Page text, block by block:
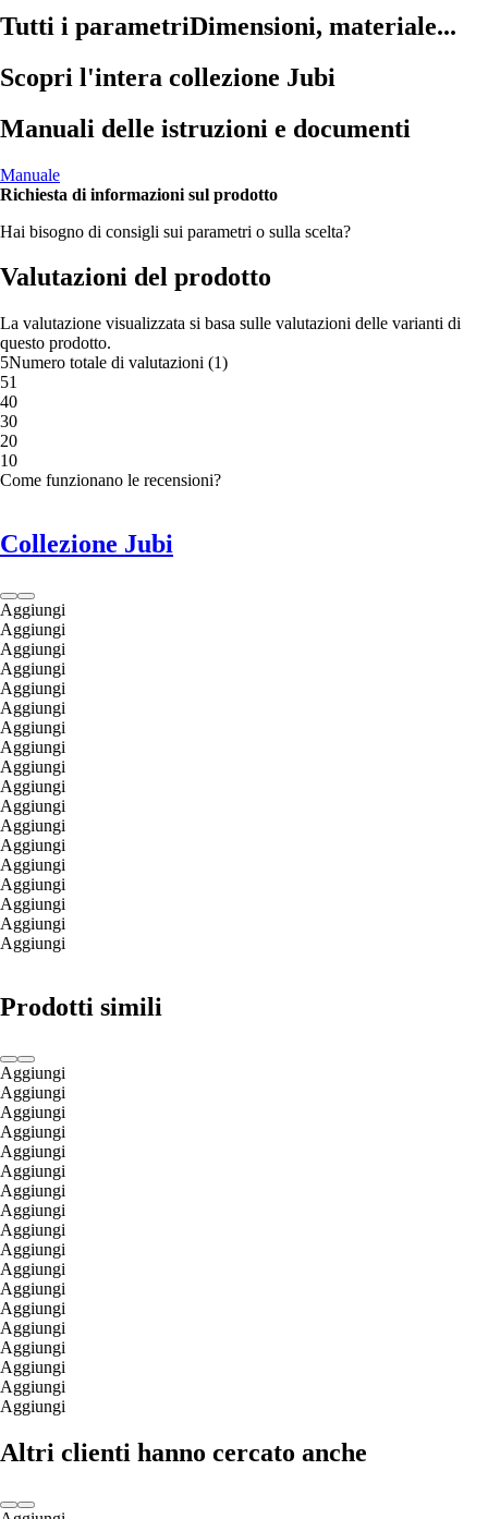
Tutti i parametriDimensioni, materiale...
Scopri l'intera collezione Jubi
Manuali delle istruzioni e documenti
Manuale
Richiesta di informazioni sul prodotto
Hai bisogno di consigli sui parametri o sulla scelta?
Valutazioni del prodotto
La valutazione visualizzata si basa sulle valutazioni delle varianti di
questo prodotto.
5Numero totale di valutazioni (1)
51
40
30
20
10
Come funzionano le recensioni?
Collezione Jubi
Aggiungi
Aggiungi
Aggiungi
Aggiungi
Aggiungi
Aggiungi
Aggiungi
Aggiungi
Aggiungi
Aggiungi
Aggiungi
Aggiungi
Aggiungi
Aggiungi
Aggiungi
Aggiungi
Aggiungi
Aggiungi
Prodotti simili
Aggiungi
Aggiungi
Aggiungi
Aggiungi
Aggiungi
Aggiungi
Aggiungi
Aggiungi
Aggiungi
Aggiungi
Aggiungi
Aggiungi
Aggiungi
Aggiungi
Aggiungi
Aggiungi
Aggiungi
Aggiungi
Altri clienti hanno cercato anche